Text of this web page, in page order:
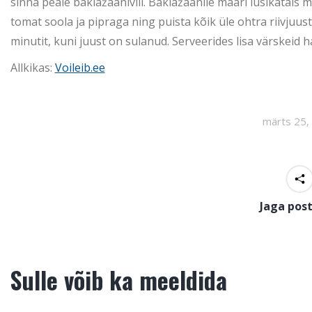
tomat soola ja pipraga ning puista kõik üle ohtra
minutit, kuni juust on sulanud. Serveerides lisa värskeid
Allkikas: Voileib.ee
märts
Jaga
Sulle võib ka meeldida